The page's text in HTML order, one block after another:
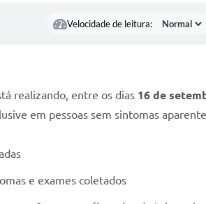
Velocidade de leitura:
realizando, entre os dias 16 de
em pessoas sem sintomas
e exames coletados